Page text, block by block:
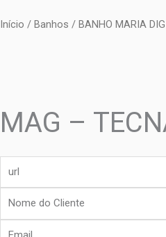
Início / Banhos / BANHO MARIA
MAG –
Nome
do
Email